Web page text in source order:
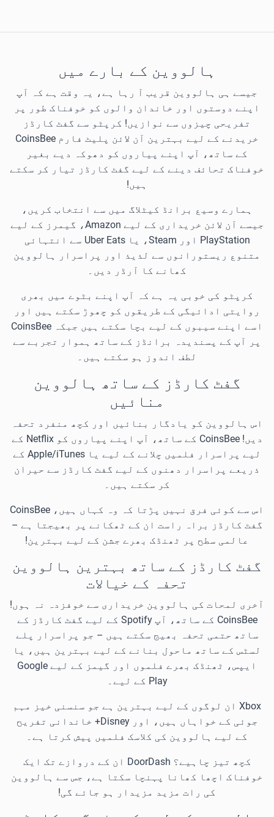
ہالووین کے بارے میں
جیسے ہی ہالووین قریب آ رہا ہے، یہ وقت ہے کہ آپ
اپنے دوستوں اور خاندان والوں کو خوفناک طور پر
تفریحی چیزوں سے نوازیں! کرپٹو سے گفٹ کارڈز
خریدنے کے لیے بہترین آن لائن پلیٹ فارم CoinsBee
کے ساتھ، آپ اپنے پیاروں کو دھوکہ دیے بغیر
خوفناک تحائف دینے کے لیے گفٹ کارڈز تیار کر سکتے
ہیں!
ہمارے وسیع برانڈ کیٹلاگ میں سے انتخاب کریں،
جیسے آن لائن خریداری کے لیے Amazon، گیمرز کے لیے
PlayStation اور Steam، یا Uber Eats سے انتہائی
متنوع ریستورانوں سے لذیذ اور پراسرار ہالووین
کھانے کا آرڈر دیں۔
کرپٹو کی خوبی یہ ہے کہ آپ اپنے بٹوے میں بھری
روایتی ادائیگی کے طریقوں کو چھوڑ سکتے ہیں اور
اسے اپنے سیبوں کے لیے بچا سکتے ہیں جبکہ CoinsBee
پر آپ کے پسندیدہ برانڈز کے ساتھ ہموار تجربے سے
لطف اندوز ہو سکتے ہیں۔
گفٹ کارڈز کے ساتھ ہالووین
منائیں
اس ہالووین کو یادگار بنائیں اور کچھ منفرد تحفہ
دیں! CoinsBee کے ساتھ، آپ اپنے پیاروں کو Netflix کے
لیے پراسرار فلمیں چلانے کے لیے یا Apple/iTunes کے
ذریعے پراسرار دھنوں کے لیے گفٹ کارڈز سے حیران
کر سکتے ہیں۔
اس سے کوئی فرق نہیں پڑتا کہ وہ کہاں ہیں، CoinsBee
گفٹ کارڈز براہ راست ان کے ٹھکانے پر بھیجتا ہے –
عالمی سطح پر ٹھنڈک بھرے جشن کے لیے بہترین!
گفٹ کارڈز کے ساتھ بہترین ہالووین
تحفہ کے خیالات
آخری لمحات کی ہالووین خریداری سے خوفزدہ نہ ہوں!
CoinsBee کے ساتھ، آپ Spotify کے لیے گفٹ کارڈز کے
ساتھ حتمی تحفہ بھیج سکتے ہیں – جو پراسرار پلے
لسٹس کے ساتھ ماحول بنانے کے لیے بہترین ہیں، یا
ایپس، ٹھنڈک بھرے فلموں اور گیمز کے لیے Google
Play کے لیے۔
Xbox ان لوگوں کے لیے بہترین ہے جو سنسنی خیز مہم
جوئی کے خواہاں ہیں، اور Disney+ خاندانی تفریح
کے لیے ہالووین کی کلاسک فلمیں پیش کرتا ہے۔
کچھ تیز چاہیے؟ DoorDash ان کے دروازے تک ایک
خوفناک اچھا کھانا پہنچا سکتا ہے، جس سے ہالووین
کی رات مزید مزیدار ہو جائے گی!